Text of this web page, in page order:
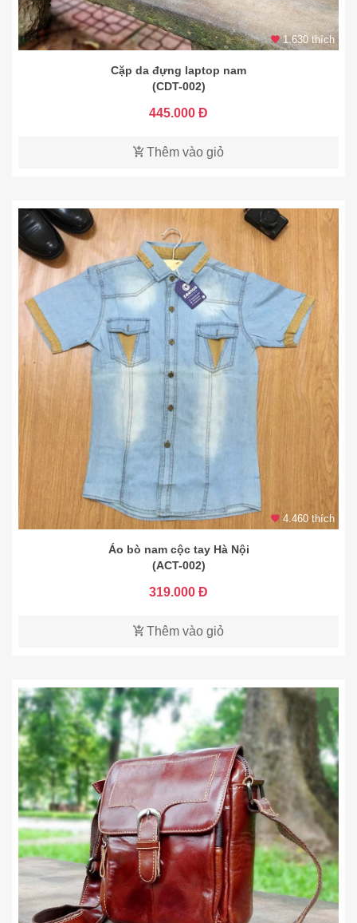
1.630 thích
Cặp da đựng laptop nam
(CDT-002)
445.000 Đ
Thêm vào giỏ
4.460 thích
Áo bò nam cộc tay Hà Nội
(ACT-002)
319.000 Đ
Thêm vào giỏ